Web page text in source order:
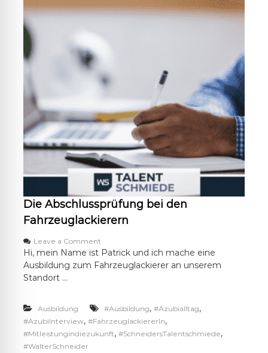
r
t
a
d
h
a
l
t
u
n
g
s
t
e
c
n
k
e
l
d
n
g
z
u
m
A
u
t
o
m
o
i
a
n
n
Die Abschlussprüfung bei den
Fahrzeuglackierern
Leave a Commento
n
D
c
h
Hi, mein Name ist Patrick und ich mache eine
Ausbildung zum Fahrzeuglackierer an unserem
Standort …
Ausbildung #Ausbildung, #Azubialltag,
#AzubiInterview, #FahrzeuglackiererIn,
#Mitleistungindiezukunft, #SchneidersTalentschmiede,
#WalterSchneider